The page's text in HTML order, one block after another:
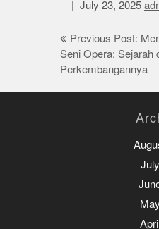
July 23, 2025
Post
navigation
Previous Post:
Seni Opera: Sejarah
Perkembangannya